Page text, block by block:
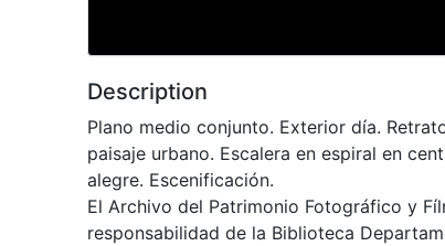
Description
Plano medio conjunto. Exterior día.
paisaje urbano. Escalera en espiral en
alegre. Escenificación.
El Archivo del Patrimonio Fotográfico y
responsabilidad de la Biblioteca